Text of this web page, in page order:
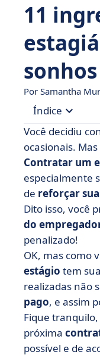
11
sonhos
Por Samantha
Índice
• 5 regras a
• 6 práticas
•
Você decidiu
ocasionais.
Contratar um
especialmente
de reforçar
Dito isso, você
do
penalizado!
OK, mas como
estágio tem
realizadas não
pago, e assim
Fique
próxima
possível e de